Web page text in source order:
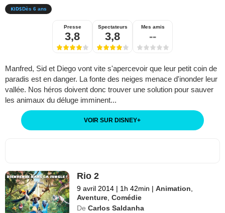
Dès 6 ans
Presse
3,8
Spectateurs
3,8
Mes amis
--
Manfred, Sid et Diego vont vite s'apercevoir que leur petit coin de
paradis est en danger. La fonte des neiges menace d'inonder leur
vallée. Nos héros doivent donc trouver une solution pour sauver
les animaux du déluge imminent...
VOIR SUR DISNEY+
Rio 2
9 avril 2014 | 1h 42min | Animation,
Aventure,Comédie
De Carlos Saldanha